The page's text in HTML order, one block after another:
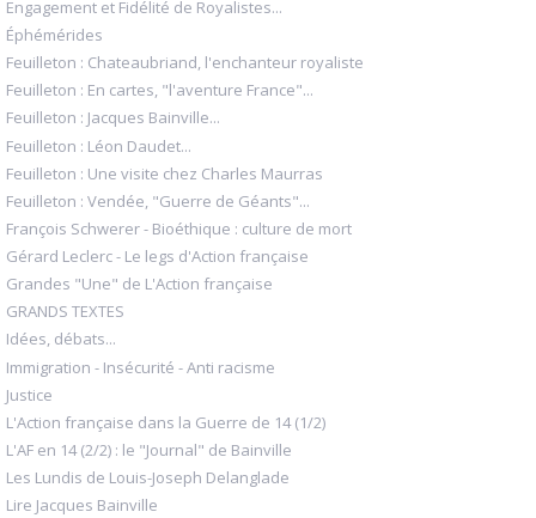
Engagement et Fidélité de Royalistes...
Éphémérides
Feuilleton : Chateaubriand, l'enchanteur royaliste
Feuilleton : En cartes, "l'aventure France"...
Feuilleton : Jacques Bainville...
Feuilleton : Léon Daudet...
Feuilleton : Une visite chez Charles Maurras
Feuilleton : Vendée, "Guerre de Géants"...
François Schwerer - Bioéthique : culture de mort
Gérard Leclerc - Le legs d'Action française
Grandes "Une" de L'Action française
GRANDS TEXTES
Idées, débats...
Immigration - Insécurité - Anti racisme
Justice
L'Action française dans la Guerre de 14 (1/2)
L'AF en 14 (2/2) : le "Journal" de Bainville
Les Lundis de Louis-Joseph Delanglade
Lire Jacques Bainville